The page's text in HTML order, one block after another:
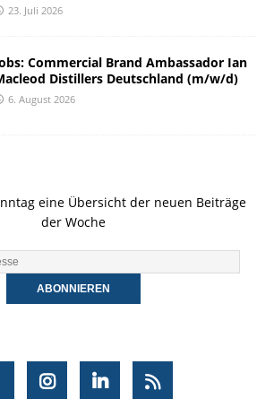
23. Juli 2026
Commercial Brand Ambassador Ian
Distillers Deutschland (m/w/d)
6. August 2026
eine Übersicht der neuen Beiträge
der Woche